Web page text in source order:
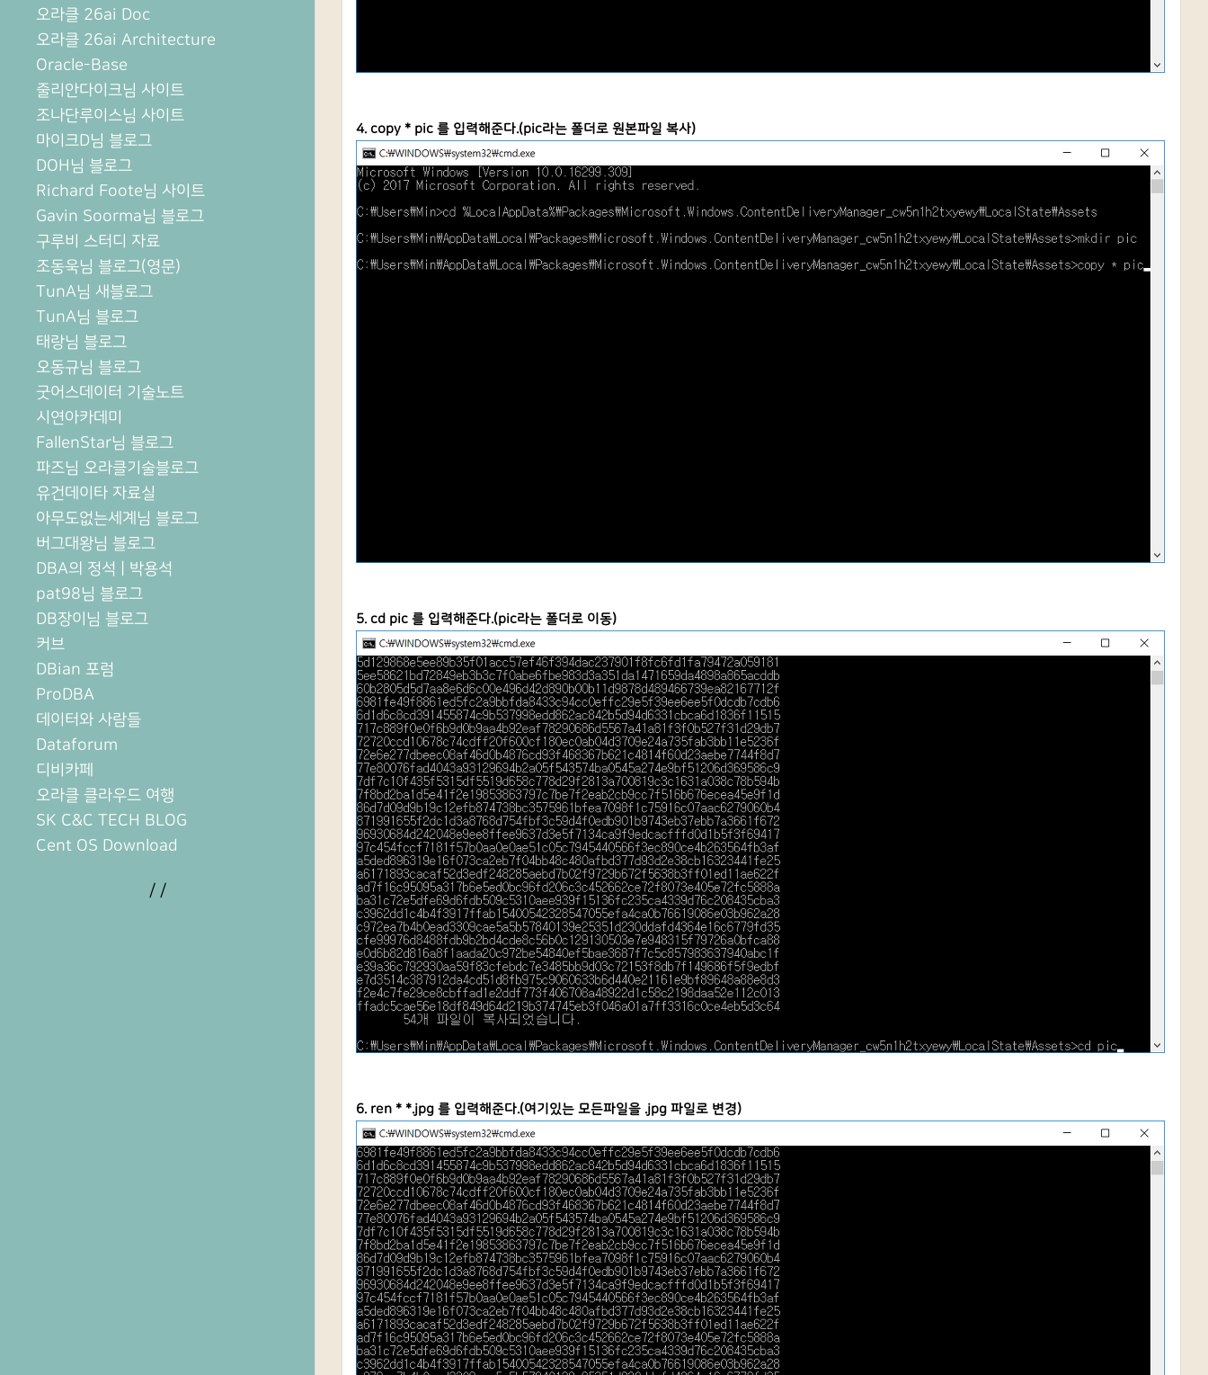
오라클 26ai Doc
오라클 26ai Architecture
Oracle-Base
줄리안다이크님 사이트
조나단루이스님 사이트
마이크D님 블로그
DOH님 블로그
Richard Foote님 사이트
Gavin Soorma님 블로그
구루비 스터디 자료
조동욱님 블로그(영문)
TunA님 새블로그
TunA님 블로그
태랑님 블로그
오동규님 블로그
굿어스데이터 기술노트
시연아카데미
FallenStar님 블로그
파즈님 오라클기술블로그
유건데이타 자료실
아무도없는세계님 블로그
버그대왕님 블로그
DBA의 정석 | 박용석
pat98님 블로그
DB장이님 블로그
커브
DBian 포럼
ProDBA
데이터와 사람들
Dataforum
디비카페
오라클 클라우드 여행
SK C&C TECH BLOG
Cent OS Download
/ /
4. copy * pic 를 입력해준다.(pic라는 폴더로 원본파일 복사)
5. cd pic 를 입력해준다.(pic라는 폴더로 이동)
6. ren * *.jpg 를 입력해준다.(여기있는 모든파일을 .jpg 파일로 변경)